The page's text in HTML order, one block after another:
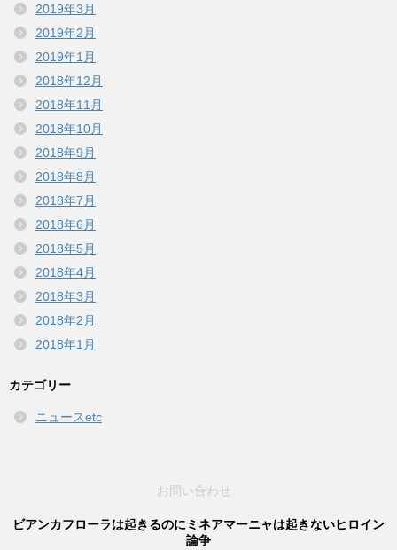
2019年3月
2019年2月
2019年1月
2018年12月
2018年11月
2018年10月
2018年9月
2018年8月
2018年7月
2018年6月
2018年5月
2018年4月
2018年3月
2018年2月
2018年1月
カテゴリー
ニュースetc
お問い合わせ
ビアンカフローラは起きるのにミネアマーニャは起きないヒロイン
論争